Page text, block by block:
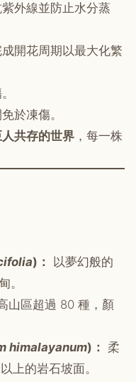
外線並防止水分蒸
開花周期以最大化繁
於凍傷。
共存的世界 ，每一株
)： 以夢幻般的
。
山區超過 80 種，顏
himalayanum)： 柔
上的岩石坡面。